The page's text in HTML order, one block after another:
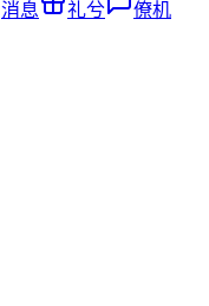
消息 礼兮 僚机